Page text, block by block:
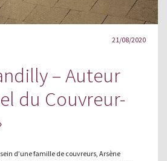
21/08/2020
– Auteur
du Couvreur-
d’une famille de couvreurs, Arsène